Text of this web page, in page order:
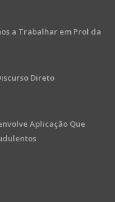
a Trabalhar em Prol da
Direto
Aplicação Que